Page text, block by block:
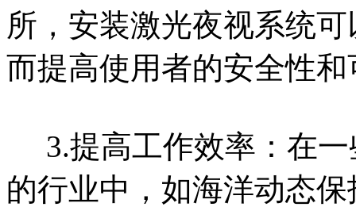
所，安装激光夜视系统
而提高使用者的安全性
3.提高工作效率：在一
的行业中，如海洋动态